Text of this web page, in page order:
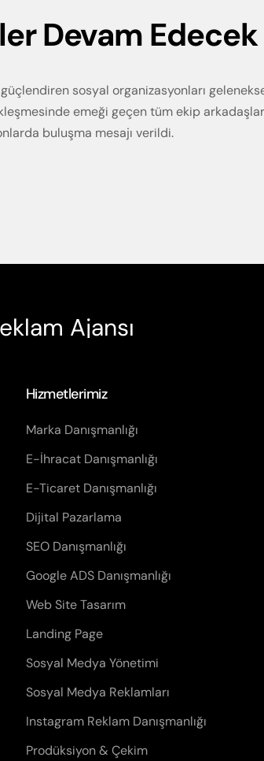
Devam Edecek
sosyal organizasyonları
emeği geçen tüm ekip
buluşma mesajı verildi.
Ajansı
Hizmetlerimiz
Marka Danışmanlığı
E-İhracat Danışmanlığı
E-Ticaret Danışmanlığı
Dijital Pazarlama
SEO Danışmanlığı
Google ADS Danışmanlığı
Web Site Tasarım
Landing Page
Sosyal Medya Yönetimi
Sosyal Medya Reklamları
Instagram Reklam Danışmanlığı
Prodüksiyon & Çekim